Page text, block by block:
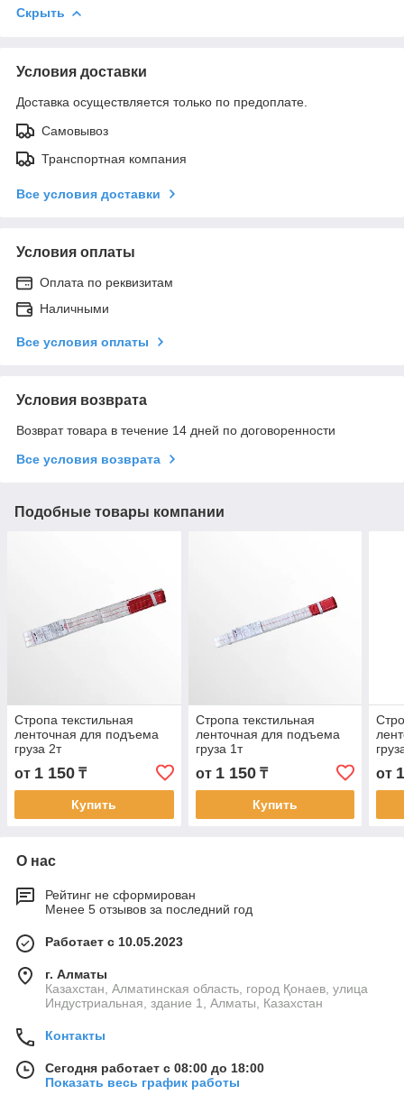
Скрыть
Условия доставки
Доставка осуществляется только по предоплате.
Самовывоз
Транспортная компания
Все условия доставки
Условия оплаты
Оплата по реквизитам
Наличными
Все условия оплаты
Условия возврата
Возврат товара в течение 14 дней по договоренности
Все условия возврата
Подобные товары компании
Стропа текстильная
ленточная для подъема
груза 2т
от 1 150 ₸
Купить
Стропа текстильная
ленточная для подъема
груза 1т
от 1 150₸
Купить
от
О нас
Рейтинг не сформирован
Менее 5 отзывов за последний год
Работает с 10.05.2023
г. Алматы
Казахстан, Алматинская область, город Қонаев, улица
Индустриальная, здание 1, Алматы, Казахстан
Контакты
Сегодня работает с 08:00 до 18:00
Показать весь график работы